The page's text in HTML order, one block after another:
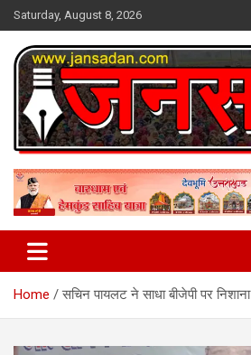
Skip
to
content
Saturday, August 8, 2026
Jan Sadan
Home सचिन पायलट ने साधा बीजेपी पर निशाना